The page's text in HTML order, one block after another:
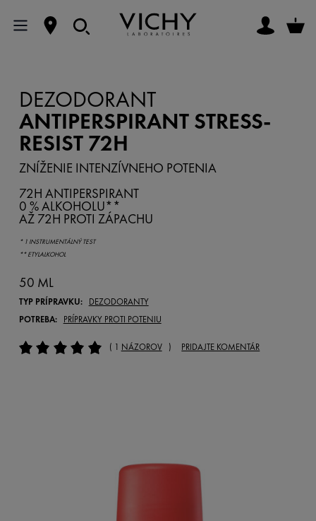
DEZODORANT
ANTIPERSPIRANT STRESS-
RESIST 72H
ZNÍŽENIE INTENZÍVNEHO POTENIA
72H ANTIPERSPIRANT
0 % ALKOHOLU**
AŽ 72H PROTI ZÁPACHU
* 1 INSTRUMENTÁLNÝ TEST
** ETYLALKOHOL
50 ML
TYP PRÍPRAVKU:
DEZODORANTY
POTREBA:
PRÍPRAVKY PROTI POTENIU
( 1 NÁZOROV) PRIDAJTE KOMENTÁR